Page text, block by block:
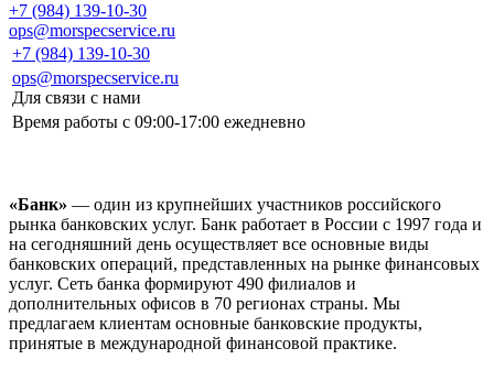
+7 (984) 139-10-30
ops@morspecservice.ru
+7 (984) 139-10-30
ops@morspecservice.ru
Для связи с нами
Время работы с 09:00-17:00 ежедневно
«Банк» — один из крупнейших участников российского
рынка банковских услуг. Банк работает в России с 1997 года и
на сегодняшний день осуществляет все основные виды
банковских операций, представленных на рынке финансовых
услуг. Сеть банка формируют 490 филиалов и
дополнительных офисов в 70 регионах страны. Мы
предлагаем клиентам основные банковские продукты,
принятые в международной финансовой практике.